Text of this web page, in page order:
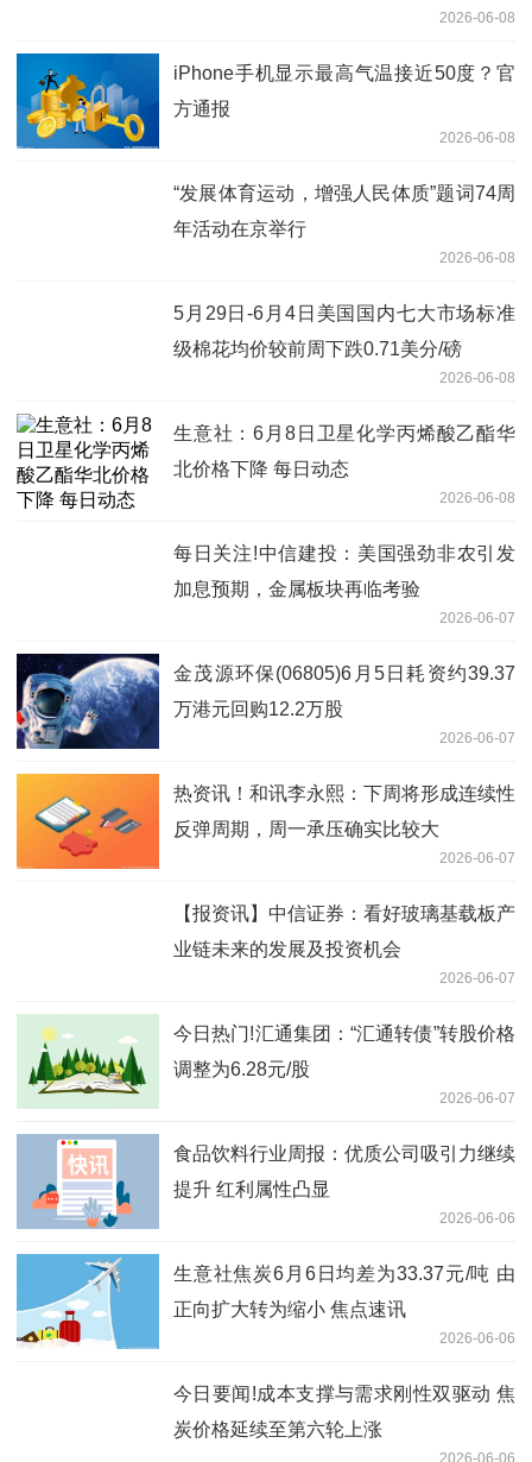
2026-06-08
iPhone手机显示最高气温接近50度？官
方通报
2026-06-08
“发展体育运动，增强人民体质”题词74周
年活动在京举行
2026-06-08
5月29日-6月4日美国国内七大市场标准
级棉花均价较前周下跌0.71美分/磅
2026-06-08
生意社：6月8日卫星化学丙烯酸乙酯华
北价格下降 每日动态
2026-06-08
每日关注!中信建投：美国强劲非农引发
加息预期，金属板块再临考验
2026-06-07
金茂源环保(06805)6月5日耗资约39.37
万港元回购12.2万股
2026-06-07
热资讯！和讯李永熙：下周将形成连续性
反弹周期，周一承压确实比较大
2026-06-07
【报资讯】中信证券：看好玻璃基载板产
业链未来的发展及投资机会
2026-06-07
今日热门!汇通集团：“汇通转债”转股价格
调整为6.28元/股
2026-06-07
食品饮料行业周报：优质公司吸引力继续
提升 红利属性凸显
2026-06-06
生意社焦炭6月6日均差为33.37元/吨 由
正向扩大转为缩小 焦点速讯
2026-06-06
今日要闻!成本支撑与需求刚性双驱动 焦
炭价格延续至第六轮上涨
2026-06-06